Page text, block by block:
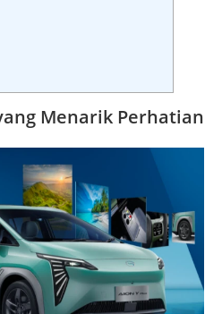
Menarik Perhatian